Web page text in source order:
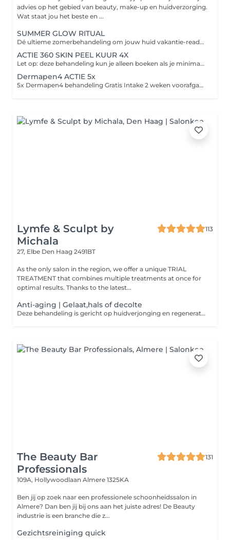
advies op het gebied van beauty, make-up en huidverzorging.
Wat staat jou het beste en ...
SUMMER GLOW RITUAL
Dé ultieme zomerbehandeling om jouw huid vakantie-ready te maken Perfect om vóór je vakantie in te zetten zodat jouw huid een echte summer pre-boost krijgt en jij tijdens je vakantie straalt met een gezonde, frisse en golden glow Tijdens deze luxe huidverbeterende behandeling nemen wij jou mee in een ultiem ontspanningsmoment voor body & mind. Door middel van aromatische geuren, speciale drukpunten en luxe huidverbetering brengen wij jouw huid volledig in balans. Deze treatment bevat de NIEUWE Orange Peeling van Cenzaa voor een frisse, gladde en stralende huid. Tijdens de massage werken we met ons nieuwe Glow Elixir voor die prachtige golden summer glow Het zuurstofmasker stimuleert de doorbloeding waarna we met een luxe Guasha bindweefselmassage werken aan lifting, versteviging en glow boosting resultaten. Wenkbrauwen waxen Ontspannend welkomstritueel Aroma geurreis & moodcard Reinigingsritueel NEW Orange Peeling Spicy Skin Shock Boost Glow Elixir bindweefselmassage Lift & Glow masker & massage Bubble up the glow GRATIS Luxe Skin Boost Box t.w.v. €69,95 cadeau Nu van €169,95 voor slechts €149,95
ACTIE 360 SKIN PEEL KUUR 4X
Let op: deze behandeling kun je alleen boeken als je minimaal 2 weken voorafgaand aan deze behandeling een intake hebt afgenomen. Silk+ Reiniging Spicy Skin Shock Zuurstof masker Bindweefsel/cupping massage Skin peeling aangepast aan de huid Huidverzorging aangepast aan jouw huidwens
Dermapen4 ACTIE 5x
5x Dermapen4 behandeling Gratis Intake 2 weken voorafgaand aan de kuur Nazorg producten na elke behandeling Huidverzorgingsadvies op maat 5x DERMAPEN4 behandeling van €799,00 Nu voor €699,00! Let op: het is belangrijk dat je een huidroutine volgt met onze producten voordat je deze deze behandeling kan boeken.
Lymfe & Sculpt by
Michala
113
27, Elbe Den Haag 2491BT
As the only salon in the region, we offer a unique TRIAL
TREATMENT that combines multiple treatments at once for
optimal results. Thanks to the latest...
Anti-aging | Gelaat,hals of decolte
Deze behandeling is gericht op huidverjonging en regeneratie. Door de afwisseling van intensieve warmte- en koudefasen worden de diepere huidlagen gestimuleerd tot natuurlijke vernieuwing. Dit bevordert de aanmaak van collageen, verbetert de elasticiteit en helpt fijne lijntjes zichtbaar te verminderen. Na de behandeling voelt de huid steviger aan, is zichtbaar frisser en straalt een jeugdiger uitstraling uit. De behandeling is ook zeer geschikt voor vermoeide of verslapte huid die behoefte heeft aan versteviging en revitalisatie.
The Beauty Bar
Professionals
131
109A, Hollywoodlaan Almere 1325KA
Ben jij op zoek naar een professionele schoonheidssalon in
Almere? Dan ben jij bij ons aan het juiste adres! De Beauty
industrie is een branche die z...
Gezichtsreiniging quick